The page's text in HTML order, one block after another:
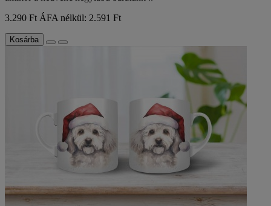
3.290 Ft ÁFA nélkül: 2.591 Ft
Kosárba